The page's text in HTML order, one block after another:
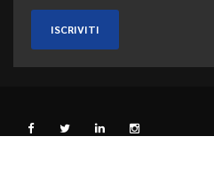
ISCRIVITI